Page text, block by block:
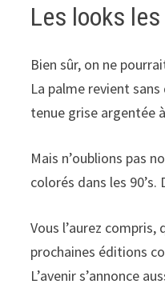
Les looks
Bien sûr, on ne
La palme revient
tenue grise argentée
Mais n’oublions pas
colorés dans les
Vous l’aurez
prochaines éditions
L’avenir s’annonce